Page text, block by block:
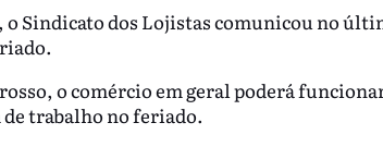
Sindicato dos Lojistas comunicou no
o comércio em geral poderá
trabalho no feriado.